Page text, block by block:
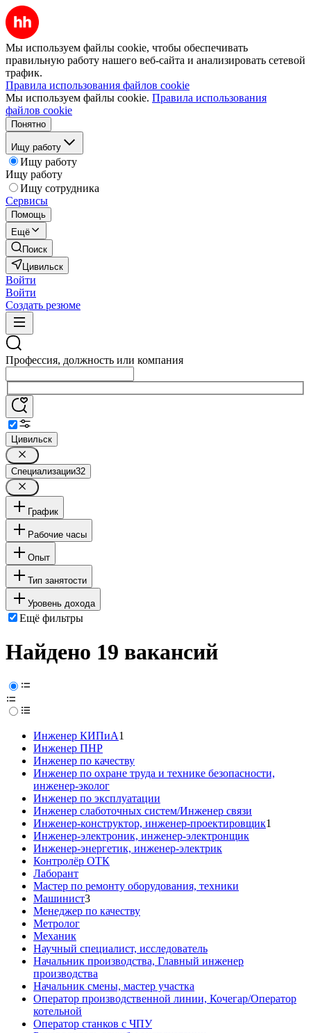
Мы используем файлы cookie, чтобы обеспечивать
правильную работу нашего веб-сайта и анализировать сетевой
трафик.
Правила использования файлов cookie
Мы используем файлы cookie. Правила использования
файлов cookie
Понятно
Ищу работу
Ищу работу
Ищу работу
Ищу сотрудника
Сервисы
Помощь
Ещё
Поиск
Цивильск
Войти
Войти
Создать резюме
Профессия, должность или компания
Цивильск
Специализации32
График
Рабочие часы
Опыт
Тип занятости
Уровень дохода
Ещё фильтры
Найдено 19 вакансий
Инженер КИПиА1
Инженер ПНР
Инженер по качеству
Инженер по охране труда и технике безопасности,
инженер-эколог
Инженер по эксплуатации
Инженер слаботочных систем/Инженер связи
Инженер-конструктор, инженер-проектировщик1
Инженер-электроник, инженер-электронщик
Инженер-энергетик, инженер-электрик
Контролёр ОТК
Лаборант
Мастер по ремонту оборудования, техники
Машинист3
Менеджер по качеству
Метролог
Механик
Научный специалист, исследователь
Начальник производства, Главный инженер
производства
Начальник смены, мастер участка
Оператор производственной линии, Кочегар/Оператор
котельной
Оператор станков с ЧПУ